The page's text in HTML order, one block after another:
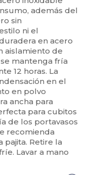
además del
sin
ni el
en acero
aislamiento de
mantenga fría
12 horas. La
en el
en polvo
ancha para
para cubitos
de los portavasos
recomienda
pajita. Retire la
Lavar a mano